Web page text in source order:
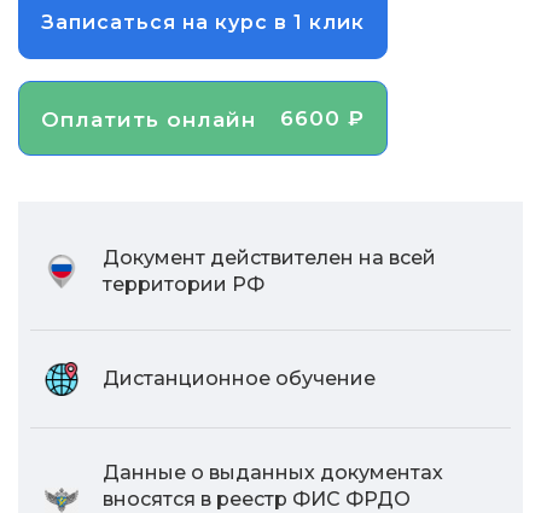
Записаться на курс в 1 клик
Оплатить онлайн 6600 ₽
Документ действителен на всей
территории РФ
Дистанционное обучение
Данные о выданных документах
вносятся в реестр ФИС ФРДО